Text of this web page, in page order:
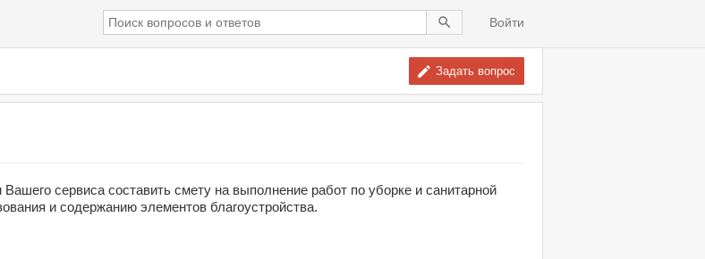
Войти
Задать вопрос
сервиса составить смету на выполнение работ по уборке и санитарной
и содержанию элементов благоустройства.